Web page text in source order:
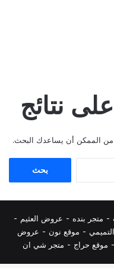
نتائج
من الممكن أن يساعدك البحث.
- متجر بنده - عروض العثيم -
- موقع نون - عروض
- موقع حراج - متجر شي ان